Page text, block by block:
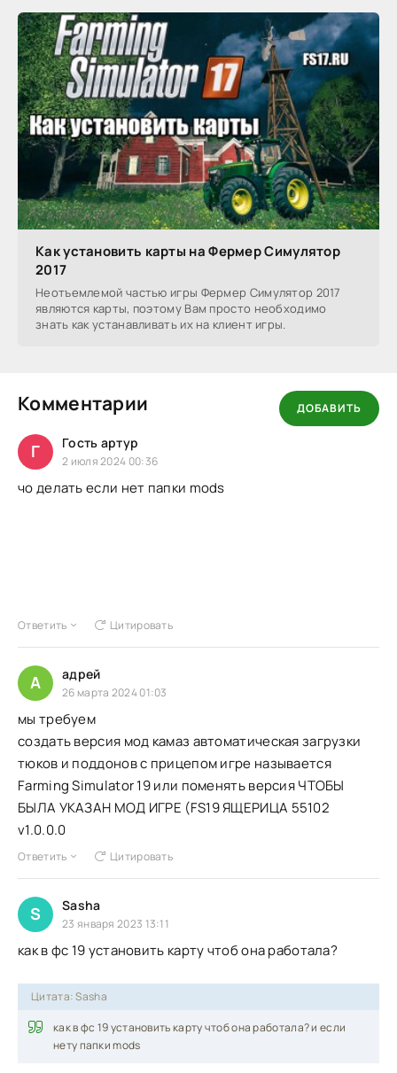
Как установить карты на Фермер Симулятор
2017
Неотъемлемой частью игры Фермер Симулятор 2017
являются карты, поэтому Вам просто необходимо
знать как устанавливать их на клиент игры.
Комментарии ДОБАВИТЬ
Г Гость артур
2 июля 2024 00:36
чо делать если нет папки mods
Ответить Цитировать
А адрей
26 марта 2024 01:03
мы требуем
создать версия мод камаз автоматическая загрузки
тюков и поддонов с прицепом игре называется
Farming Simulator 19 или поменять версия ЧТОБЫ
БЫЛА УКАЗАН МОД ИГРЕ (FS19 ЯЩЕРИЦА 55102
v1.0.0.0
Ответить Цитировать
S Sasha
23 января 2023 13:11
как в фс 19 установить карту чтоб она работала?
Цитата: Sasha
как в фс 19 установить карту чтоб она работала? и если
нету папки mods